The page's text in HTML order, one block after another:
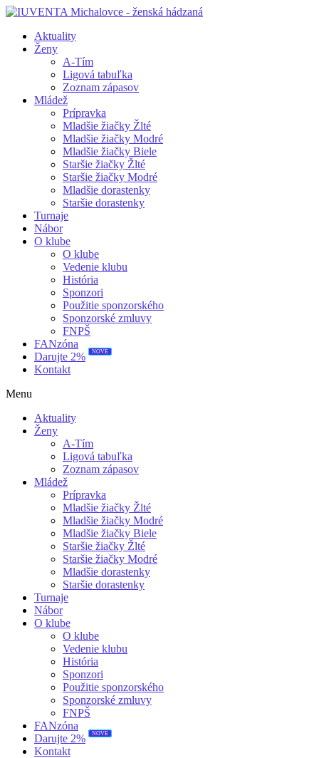
Aktuality
Ženy
A-Tím
Ligová tabuľka
Zoznam zápasov
Mládež
Prípravka
Mladšie žiačky Žlté
Mladšie žiačky Modré
Mladšie žiačky Biele
Staršie žiačky Žlté
Staršie žiačky Modré
Mladšie dorastenky
Staršie dorastenky
Turnaje
Nábor
O klube
O klube
Vedenie klubu
História
Sponzori
Použitie sponzorského
Sponzorské zmluvy
FNPŠ
FANzóna
Darujte 2%
NOVÉ
Kontakt
Menu
Aktuality
Ženy
A-Tím
Ligová tabuľka
Zoznam zápasov
Mládež
Prípravka
Mladšie žiačky Žlté
Mladšie žiačky Modré
Mladšie žiačky Biele
Staršie žiačky Žlté
Staršie žiačky Modré
Mladšie dorastenky
Staršie dorastenky
Turnaje
Nábor
O klube
O klube
Vedenie klubu
História
Sponzori
Použitie sponzorského
Sponzorské zmluvy
FNPŠ
FANzóna
Darujte 2%
NOVÉ
Kontakt